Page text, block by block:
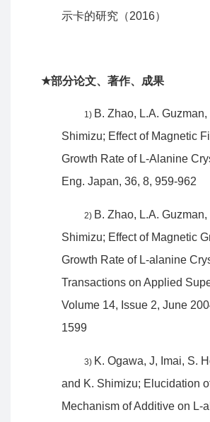
示卡的研究（2016）
★部分论文、著作、成果
1) B. Zhao, L.A.
Shimizu; Effect of Magnetic
Growth Rate of L-Alanine
Eng. Japan, 36, 8, 959-962
2) B. Zhao, L.A.
Shimizu; Effect of Magnetic
Growth Rate of L-alanine
Transactions on Applied
Volume 14, Issue 2, June
1599
3) K. Ogawa, J, Imai, S.
and K. Shimizu; Elucidation
Mechanism of Additive on L-